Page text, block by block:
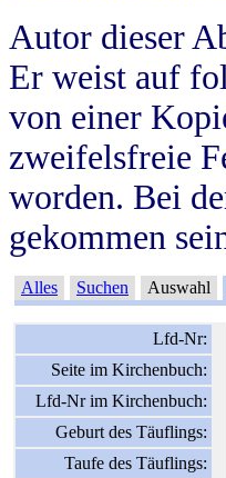
Autor dieser
Er weist auf
von einer
zweifelsfreie
worden. Bei
gekommen
Alles Suchen Auswahl
Lfd-Nr:
Seite im Kirchenbuch:
Lfd-Nr im Kirchenbuch:
Geburt des Täuflings:
Taufe des Täuflings: